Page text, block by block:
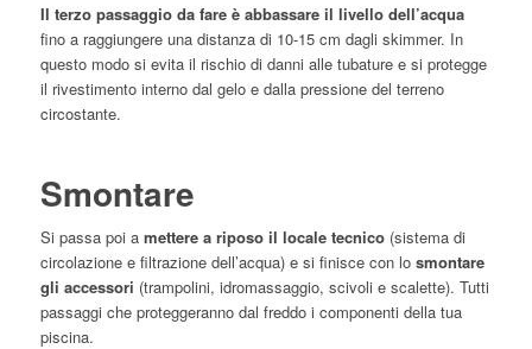
Il terzo passaggio da fare è abbassare il livello dell’acqua
fino a raggiungere una distanza di 10-15 cm dagli skimmer. In
questo modo si evita il rischio di danni alle tubature e si protegge
il rivestimento interno dal gelo e dalla pressione del terreno
circostante.
Smontare
Si passa poi a mettere a riposo il locale tecnico(sistema di
circolazione e filtrazione dell’acqua) e si finisce con lo smontare
gli accessori (trampolini, idromassaggio, scivoli e scalette). Tutti
passaggi che proteggeranno dal freddo i componenti della tua
piscina.